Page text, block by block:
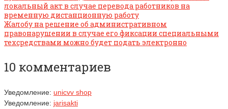
локальный акт в случае перевода работников на
временную дистанционную работу
Жалобу на решение об административном
правонарушении в случае его фиксации специальными
техсредствами можно будет подать электронно
10 комментариев
Уведомление: unicvv shop
Уведомление: jarisakti